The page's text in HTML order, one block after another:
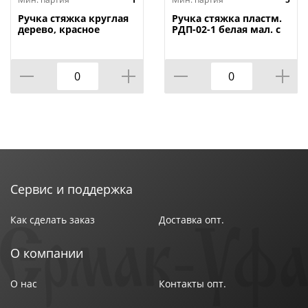
Ручка стяжка круглая
дерево, красное
Ручка стяжка пластм.
РДП-02-1 белая мал. с
Сервис и поддержка
Как сделать заказ Доставка опт.
О компании
О нас Контакты опт.